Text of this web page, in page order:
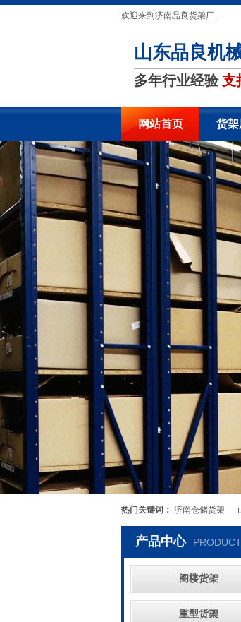
欢迎来到济南品良货架厂.
山东品良机
多年行业经验支
网站首页 货架
热门关键词： 济南仓储货架
产品中心
阁楼货架
重型货架